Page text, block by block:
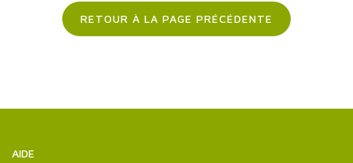
RETOUR À LA PAGE PRÉCÉDENTE
AIDE